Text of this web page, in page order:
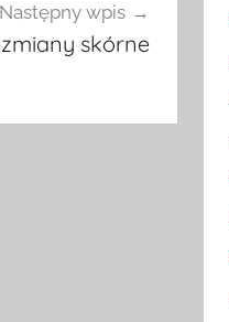
Następny wpis
skórne